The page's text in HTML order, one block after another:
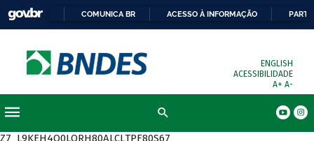
COMUNICA BR ACESSO À INFORMAÇÃO
ENGLISH
ACESSIBILIDADE
A+ A-
Z7_L9KEH4O0LORH80ALCLTPF80S67